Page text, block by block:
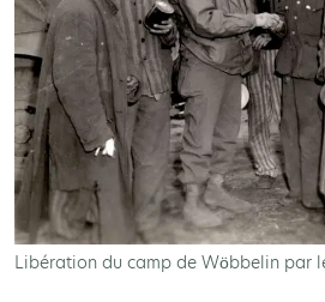
Libération du camp de Wöbbelin par